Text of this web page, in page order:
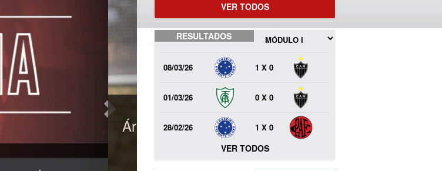
internacional
Espanhola
Mineira de Futebol, ...
VER TODOS
RESULTADOS
08/03/26 1 X 0
01/03/26 0 X 0
28/02/26 1 X 0
VER TODOS